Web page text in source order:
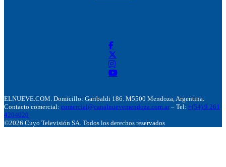
ELNUEVE.COM. Domicillo: Garibaldi 186. M5500 Mendoza, Argentina.
Contacto comercial: comercial@canalnuevemendoza.com.ar – Tel: +(54) 9 261
4204020
©2026 Cuyo Televisión SA. Todos los derechos reservados